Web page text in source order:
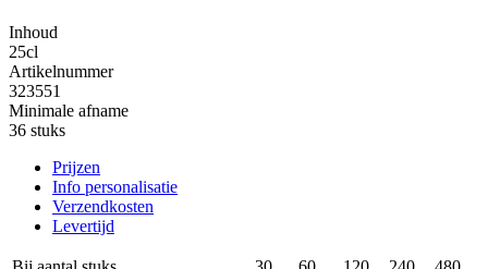
Inhoud
25cl
Artikelnummer
323551
Minimale afname
36 stuks
Prijzen
Info personalisatie
Verzendkosten
Levertijd